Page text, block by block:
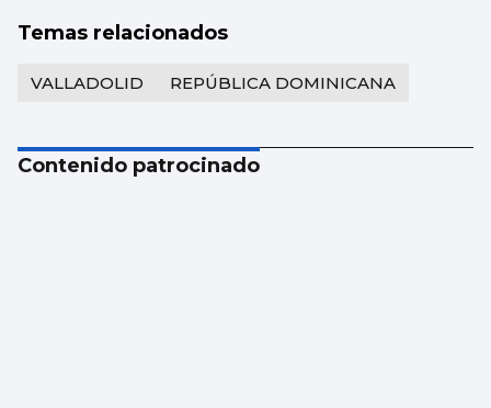
Temas relacionados
VALLADOLID REPÚBLICA DOMINICANA
Contenido patrocinado